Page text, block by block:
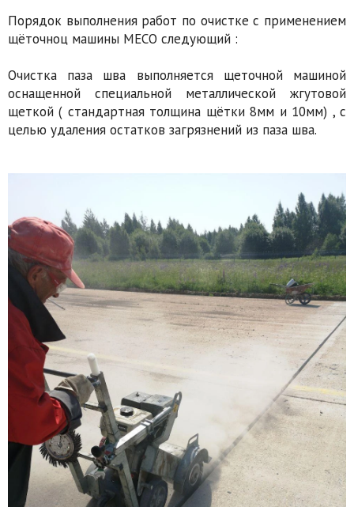
Порядок выполнения работ по очистке с применением
щёточноц машины MECO следующий :
Очистка паза шва выполняется щеточной машиной
оснащенной специальной металлической жгутовой
щеткой ( стандартная толщина щётки 8мм и 10мм) , с
целью удаления остатков загрязнений из паза шва.